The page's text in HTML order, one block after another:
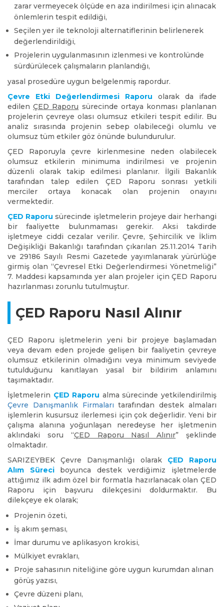
zarar vermeyecek ölçüde en aza indirilmesi için alınacak
önlemlerin tespit edildiği,
Seçilen yer ile teknoloji alternatiflerinin belirlenerek
değerlendirildiği,
Projelerin uygulanmasının izlenmesi ve kontrolünde
sürdürülecek çalışmaların planlandığı,
yasal prosedüre uygun belgelenmiş rapordur.
Çevre Etki Değerlendirmesi Raporu olarak da ifade
edilenÇED Raporu sürecinde ortaya konması planlanan
projelerin çevreye olası olumsuz etkileri tespit edilir. Bu
analiz sırasında projenin sebep olabileceği olumlu ve
olumsuz tüm etkiler göz önünde bulundurulur.
ÇED Raporuyla çevre kirlenmesine neden olabilecek
olumsuz etkilerin minimuma indirilmesi ve projenin
düzenli olarak takip edilmesi planlanır. İlgili Bakanlık
tarafından talep edilen ÇED Raporu sonrası yetkili
merciler ortaya konacak olan projenin onayını
vermektedir.
ÇED Raporu sürecinde işletmelerin projeye dair herhangi
bir faaliyette bulunmaması gerekir. Aksi takdirde
işletmeye ciddi cezalar verilir. Çevre, Şehircilik ve İklim
Değişikliği Bakanlığı tarafından çıkarılan 25.11.2014 Tarih
ve 29186 Sayılı Resmi Gazetede yayımlanarak yürürlüğe
girmiş olan “Çevresel Etki Değerlendirmesi Yönetmeliği”
7. Maddesi kapsamında yer alan projeler için ÇED Raporu
hazırlanması zorunlu tutulmuştur.
ÇED Raporu Nasıl Alınır
ÇED Raporu işletmelerin yeni bir projeye başlamadan
veya devam eden projede gelişen bir faaliyetin çevreye
olumsuz etkilerinin olmadığını veya minimum seviyede
tutulduğunu kanıtlayan yasal bir bildirim anlamını
taşımaktadır.
İşletmelerin ÇED Raporu alma sürecinde yetkilendirilmiş
Çevre Danışmanlık Firmaları tarafından destek almaları
işlemlerin kusursuz ilerlemesi için çok değerlidir. Yeni bir
çalışma alanına yoğunlaşan neredeyse her işletmenin
aklındaki soru “ÇED Raporu Nasıl Alınır” şeklinde
olmaktadır.
SARIZEYBEK Çevre Danışmanlığı olarak ÇED Raporu
Alım Süreciboyunca destek verdiğimiz işletmelerde
attığımız ilk adım özel bir formatla hazırlanacak olan ÇED
Raporu için başvuru dilekçesini doldurmaktır. Bu
dilekçeye ek olarak;
Projenin özeti,
İş akım şeması,
İmar durumu ve aplikasyon krokisi,
Mülkiyet evrakları,
Proje sahasının niteliğine göre uygun kurumdan alınan
görüş yazısı,
Çevre düzeni planı,